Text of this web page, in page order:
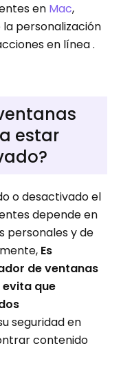
en Mac,
personalización
en línea .
estar
o desactivado el
depende en
personales y de
Es
de ventanas
que
seguridad en
contenido